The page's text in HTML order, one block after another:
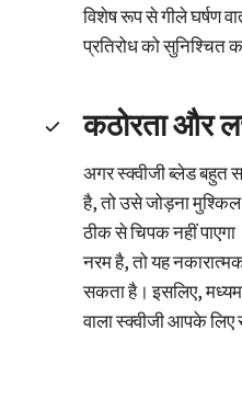
विशेष रूप से गीले घर्षण
प्रतिरोध को सुनिश्चित
कठोरता और
अगर स्क्वीजी ब्लेड बहुत
है, तो उसे जोड़ना
ठीक से चिपक नहीं
नरम है, तो यह
सकता है। इसलिए,
वाला स्क्वीजी आपके